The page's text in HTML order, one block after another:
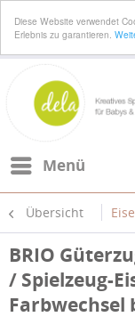
Diese Website verwendet
Erlebnis zu garantieren.
Menü
Übersicht
BRIO
/ Spielzeug-
Farbwechsel